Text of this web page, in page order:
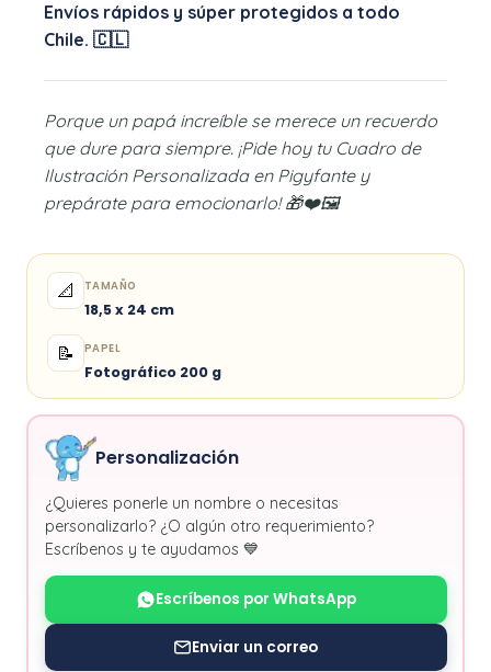
Envíos rápidos y súper protegidos a todo
Chile. 🇨🇱
Porque un papá increíble se merece un recuerdo
que dure para siempre. ¡Pide hoy tu Cuadro de
Ilustración Personalizada en Pigyfante y
prepárate para emocionarlo! 🎁❤️🖼️
📐 TAMAÑO
18,5 x 24 cm
📝 PAPEL
Fotográfico 200 g
Personalización
¿Quieres ponerle un nombre o necesitas
personalizarlo? ¿O algún otro requerimiento?
Escríbenos y te ayudamos 💙
Escríbenos por WhatsApp
Enviar un correo